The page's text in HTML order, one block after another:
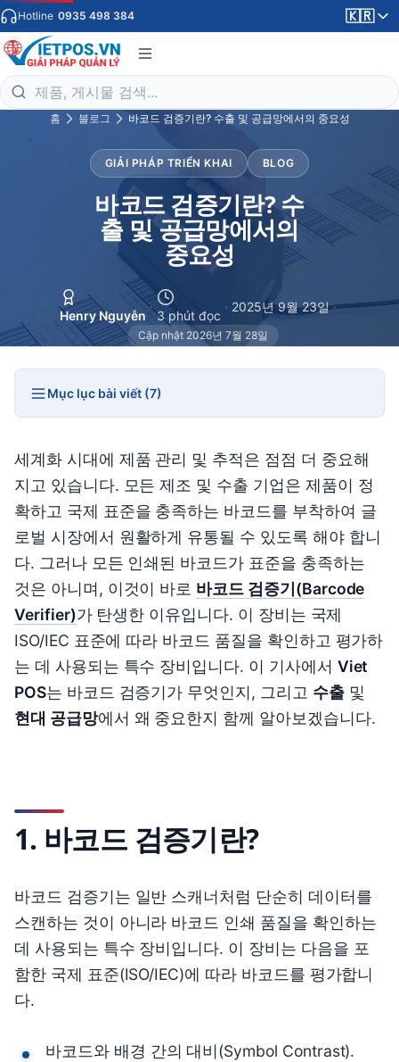
Hotline 0935 498 384 🇰🇷
홈 블로그 바코드 검증기란? 수출 및 공급망에서의 중요성
GIẢI PHÁP TRIỂN KHAI BLOG
바코드 검증기란? 수
출 및 공급망에서의
중요성
Henry Nguyễn
·
3 phút đọc
· 2025년 9월 23일 ·
Cập nhật 2026년 7월 28일
Mục lục bài viết (7)
세계화 시대에 제품 관리 및 추적은 점점 더 중요해
지고 있습니다. 모든 제조 및 수출 기업은 제품이 정
확하고 국제 표준을 충족하는 바코드를 부착하여 글
로벌 시장에서 원활하게 유통될 수 있도록 해야 합니
다. 그러나 모든 인쇄된 바코드가 표준을 충족하는
것은 아니며, 이것이 바로 바코드 검증기(Barcode
Verifier)가 탄생한 이유입니다. 이 장비는 국제
ISO/IEC 표준에 따라 바코드 품질을 확인하고 평가하
는 데 사용되는 특수 장비입니다. 이 기사에서 Viet
POS는 바코드 검증기가 무엇인지, 그리고 수출및
현대 공급망에서 왜 중요한지 함께 알아보겠습니다.
1. 바코드 검증기란?
바코드 검증기는 일반 스캐너처럼 단순히 데이터를
스캔하는 것이 아니라 바코드 인쇄 품질을 확인하는
데 사용되는 특수 장비입니다. 이 장비는 다음을 포
함한 국제 표준(ISO/IEC)에 따라 바코드를 평가합니
다.
바코드와 배경 간의 대비(Symbol Contrast).